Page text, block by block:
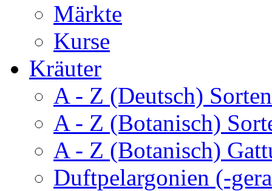
Märkte
Kurse
Kräuter
A - Z (Deutsch)
A - Z (Botanisch)
A - Z (Botanisch)
Duftpelargonien (-